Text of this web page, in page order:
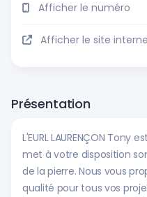
Afficher le numéro
Afficher le site
Présentation
L'EURL LAURENÇON
met à votre disposition
de la pierre. Nous vous
qualité pour tous vos